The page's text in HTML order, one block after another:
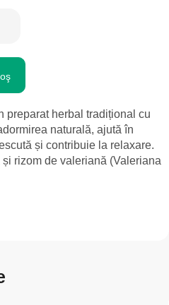
preparat herbal tradițional cu
naturală, ajută în
și contribuie la relaxare.
rizom de valeriană (Valeriana